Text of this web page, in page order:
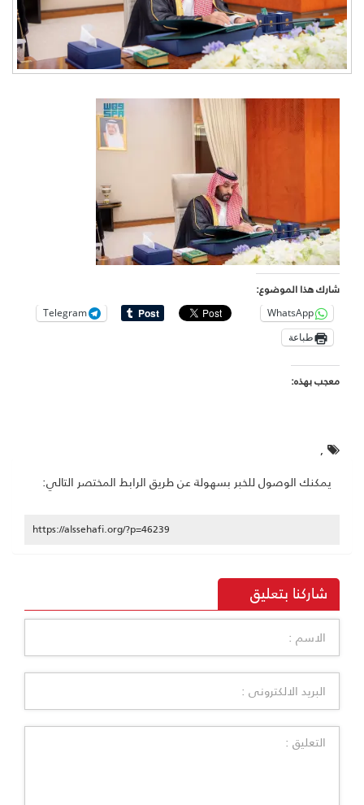
شارك هذا الموضوع:
WhatsApp
Telegram
طباعة
معجب بهذه:
,
يمكنك الوصول للخبر بسهولة عن طريق الرابط المختصر التالي:
https://alssehafi.org/?p=46239
شاركنا بتعليق